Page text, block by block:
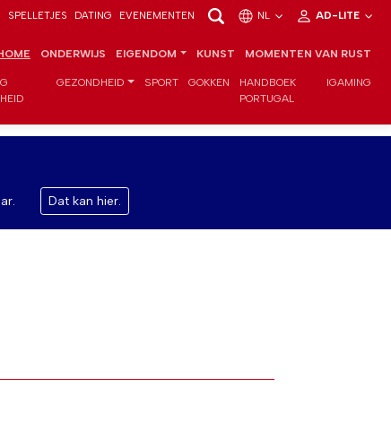
SPELLETJES DATING EVENEMENTEN NL AD-LITE
ONDERWIJS EIGENDOM KUNST MOMENTEN VAN RUST
GEZONDHEID SPORT GOKKEN
HANDBOEK
PORTUGAL
IGAMING
Dat kan hier.